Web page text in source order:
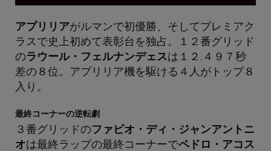
アプリリアがルマンで初優勝、そしてプレミアク
ラスで史上初めて表彰台を独占。１２番グリッド
のラウール・フェルナンデェスは１２.４９７秒
差の８位。アプリリア機を駆ける４人がトップ８
入り。
最終コーナーの逆転劇
３番グリッドのファビオ・ディ・ジャンアントニ
オは最終ラップの最終コーナーでペドロ・アコス